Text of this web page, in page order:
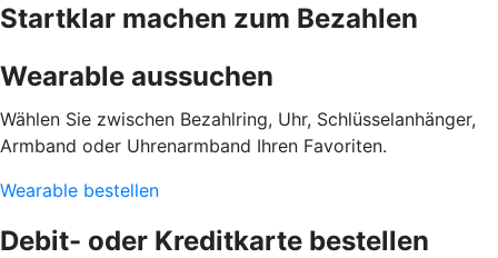
Startklar machen zum Bezahlen
Wearable aussuchen
Wählen Sie zwischen Bezahlring, Uhr, Schlüsselanhänger,
Armband oder Uhrenarmband Ihren Favoriten.
Wearable bestellen
Debit- oder Kreditkarte bestellen